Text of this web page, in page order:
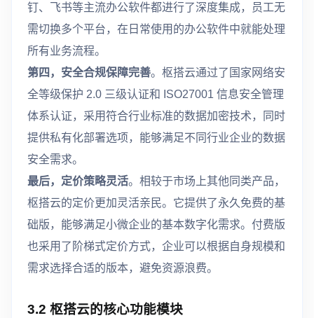
钉、飞书等主流办公软件都进行了深度集成，员工无
需切换多个平台，在日常使用的办公软件中就能处理
所有业务流程。
第四，安全合规保障完善。枢搭云通过了国家网络安
全等级保护 2.0 三级认证和 ISO27001 信息安全管理
体系认证，采用符合行业标准的数据加密技术，同时
提供私有化部署选项，能够满足不同行业企业的数据
安全需求。
最后，定价策略灵活。相较于市场上其他同类产品，
枢搭云的定价更加灵活亲民。它提供了永久免费的基
础版，能够满足小微企业的基本数字化需求。付费版
也采用了阶梯式定价方式，企业可以根据自身规模和
需求选择合适的版本，避免资源浪费。
3.2 枢搭云的核心功能模块